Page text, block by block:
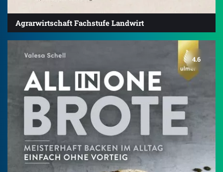
Agrarwirtschaft Fachstufe Landwirt
4.6